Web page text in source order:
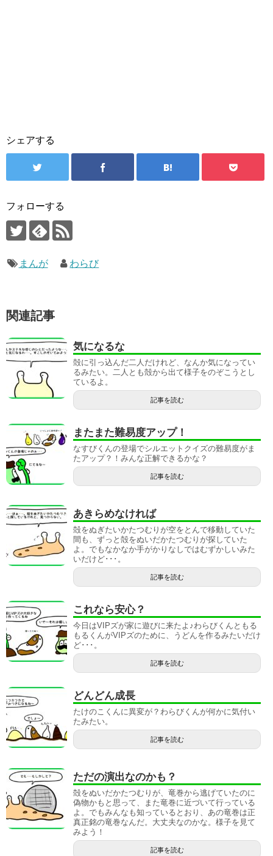
シェアする
フォローする
まんが わらび
関連記事
気になるな
殻に引っ込んだ二人だけれど、なんか気になってい
るみたい。二人とも殻から出て様子をのぞこうとし
ているよ。
記事を読む
またまた難易度アップ！
なすびくんの登場でシルエットクイズの難易度がま
たアップ？！みんな正解できるかな？
記事を読む
あきらめなければ
殻をぬぎたいかたつむりが空をとんで移動していた
間も、ずっと殻をぬいだかたつむりが探していた
よ。でもなかなか手がかりなしではむずかしいみた
いだけど･･･。
記事を読む
これなら安心？
今日はVIPズが家に遊びに来たよ♪わらびくんともる
もるくんがVIPズのために、うどんを作るみたいだけ
ど･･･。
記事を読む
どんどん成長
たけのこくんに異変が？わらびくんが何かに気付い
たみたい。
記事を読む
ただの演出なのかも？
殻をぬいだかたつむりが、竜巻から逃げていたのに
偽物かもと思って、また竜巻に近づいて行っている
よ。でもみんなも知っているとおり、あの竜巻は正
真正銘の竜巻なんだ。大丈夫なのかな。様子を見て
みよう！
記事を読む